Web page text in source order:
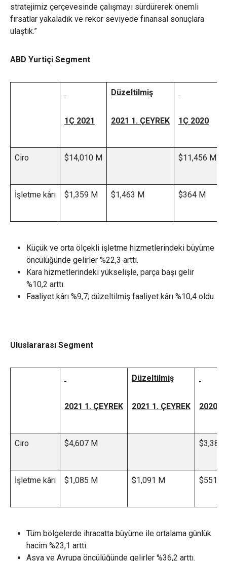
stratejimiz çerçevesinde çalışmayı sürdürerek önemli
fırsatlar yakaladık ve rekor seviyede finansal sonuçlara
ulaştık.”
ABD Yurtiçi Segment
1Ç 2021
Düzeltilmiş
2021 1. ÇEYREK 1Ç 2020
Ciro $14,010 M $11,456 M
İşletme kârı $1,359 M $1,463 M $364 M
Küçük ve orta ölçekli işletme hizmetlerindeki büyüme
öncülüğünde gelirler %22,3 arttı.
Kara hizmetlerindeki yükselişle, parça başı gelir
%10,2 arttı.
Faaliyet kârı %9,7; düzeltilmiş faaliyet kârı %10,4 oldu.
Uluslararası Segment
2021 1. ÇEYREK
Düzeltilmiş
2021 1. ÇEYREK 2020 1.
Ciro $4,607 M $3,383
İşletme kârı $1,085 M $1,091 M $551 M
Tüm bölgelerde ihracatta büyüme ile ortalama günlük
hacim %23,1 arttı.
Asya ve Avrupa öncülüğünde gelirler %36,2 arttı.